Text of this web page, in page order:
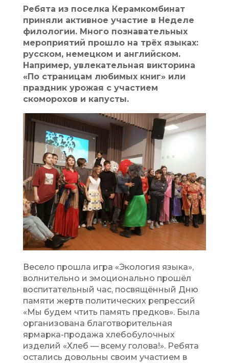
Ребята из поселка Керамкомбинат
приняли активное участие в Неделе
филологии. Много познавательных
мероприятий прошло на трёх языках:
русском, немецком и английском.
Например, увлекательная викторина
«По страницам любимых книг» или
праздник урожая с участием
скоморохов и капусты.
Весело прошла игра «Экология языка»,
волнительно и эмоционально прошёл
воспитательный час, посвящённый Дню
памяти жертв политических репрессий
«Мы будем чтить память предков». Была
организована благотворительная
ярмарка-продажа хлебобулочных
изделий «Хлеб — всему голова!». Ребята
остались довольны своим участием в